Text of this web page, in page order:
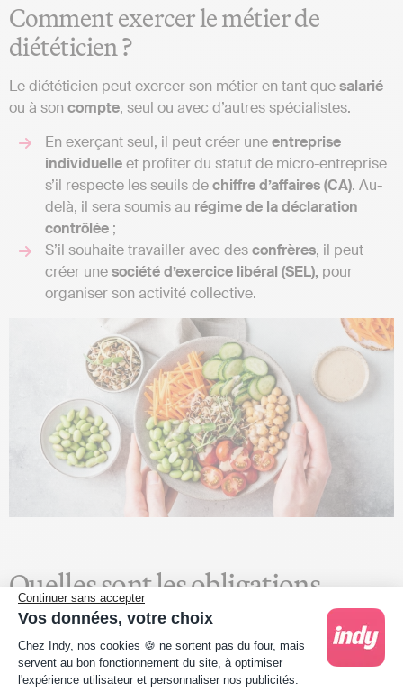
Continuer sans accepter
Vos données, votre choix
Plateforme de Gestion du Consentement :
Chez Indy, nos cookies 🍪 ne sortent pas du four, mais
servent au bon fonctionnement du site, à optimiser
l'expérience utilisateur et personnaliser nos publicités.
Comment exercer le métier de
diététicien ?
Le diététicien peut exercer son métier en tant quesalarié
ou à son compte, seul ou avec d’autres spécialistes.
En exerçant seul, il peut créer uneentreprise
individuelleet profiter du statut de micro-entreprise
s’il respecte les seuils dechiffre d’affaires (CA). Au-
delà, il sera soumis au régime de la déclaration
contrôlée ;
S’il souhaite travailler avec desconfrères, il peut
créer unesociété d’exercice libéral (SEL), pour
organiser son activité collective.
Quelles sont les obligations
comptables du diététicien qui en
tant qu’indépendant ?